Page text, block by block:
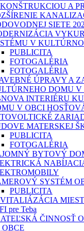
A
SIETE
V
PUBLICITA
FOTOGALÉRIA
FOTOGALÉRIA
ÚPRAVY A
DOMU V
INTERIÉRU
V OBCI
MATERSKEJ
PUBLICITA
FOTOGALÉRIA
BYTOVÝ
SYSTÉM
PUBLICITA
pre Teba
ČINNOSŤ